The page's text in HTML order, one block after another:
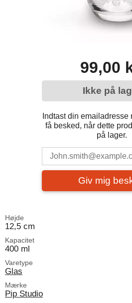
99,00
Ikke på
Indtast din emailadresse
få besked, når dette
på lager.
Giv mig
Højde
12,5 cm
Kapacitet
400 ml
Varetype
Glas
Mærke
Pip Studio